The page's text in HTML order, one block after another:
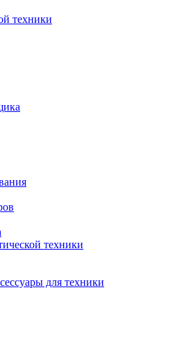
техники
техники
для техники